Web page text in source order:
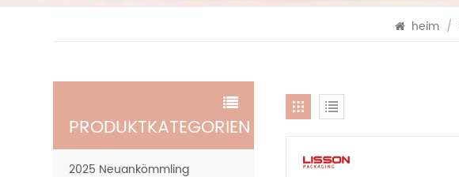
heim /
PRODUKTKATEGORIEN
2025 Neuankömmling